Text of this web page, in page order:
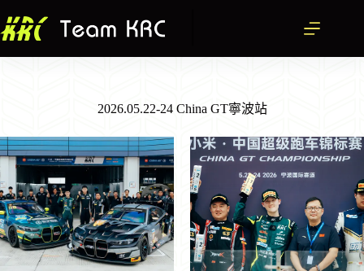
至
2026.05.22-24 China GT寧波站